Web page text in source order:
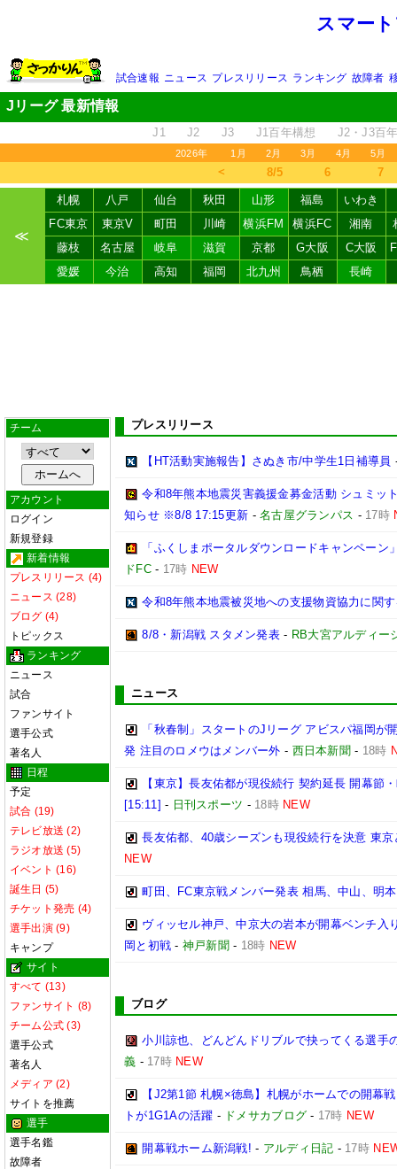
スマー
試合速報 ニュース プレスリリース ランキング 故障者
Jリーグ 最新情報
J1 J2 J3 J1百年構想 J2・J3百
2026年 1月 2月 3月 4月 5月
＜ 8/5 6 7
≪
札幌 八戸 仙台 秋田 山形 福島
いわき
FC東京
東京V 町田 川崎 横浜FM 横浜FC 湘南
藤枝
名古屋 岐阜 滋賀 京都 G大阪 C大阪
愛媛
今治 高知 福岡 北九州 鳥栖 長崎
チーム
アカウント
ログイン
新規登録
新着情報
プレスリリース (4)
ニュース (28)
ブログ (4)
トピックス
ランキング
ニュース
試合
ファンサイト
選手公式
著名人
日程
予定
試合 (19)
テレビ放送 (2)
ラジオ放送 (5)
イベント (16)
誕生日 (5)
チケット発売 (4)
選手出演 (9)
キャンプ
サイト
すべて (13)
ファンサイト (8)
チーム公式 (3)
選手公式
著名人
メディア (2)
サイトを推薦
選手
選手名鑑
故障者
プレスリリース
【HT活動実施報告】さぬき市/中学生1日補導員
令和8年熊本地震災害義援金募金活動 シュミッ
知らせ ※8/8 17:15更新 -名古屋グランパス - 17時
「ふくしまポータルダウンロードキャンペーン
ドFC- 17時 NEW
令和8年熊本地震被災地への支援物資協力に関
8/8・新潟戦 スタメン発表 - RB大宮アルディー
ニュース
「秋春制」スタートのJリーグ アビスパ福岡
発 注目のロメウはメンバー外 - 西日本新聞 - 18時
【東京】長友佑都が現役続行 契約延長 開幕節
[15:11] - 日刊スポーツ - 18時 NEW
長友佑都、40歳シーズンも現役続行を決意 東
NEW
町田、FC東京戦メンバー発表 相馬、中山、明
ヴィッセル神戸、中京大の岩本が開幕ベンチ
岡と初戦 - 神戸新聞 - 18時 NEW
ブログ
小川諒也、どんどんドリブルで抉ってくる選手
義 - 17時 NEW
【J2第1節 札幌×徳島】札幌がホームでの開幕
トが1G1Aの活躍 - ドメサカブログ - 17時 NEW
開幕戦ホーム新潟戦! - アルディ日記 - 17時